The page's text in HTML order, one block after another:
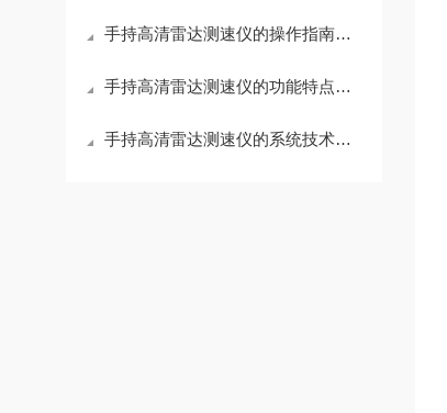
手持高清雷达测速仪的操作指南与维护技巧分析
手持高清雷达测速仪的功能特点和操作方法介绍
手持高清雷达测速仪的系统技术和主要功能说明